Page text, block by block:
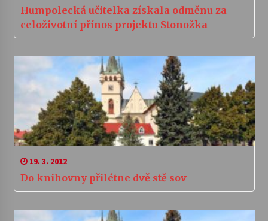
Humpolecká učitelka získala odměnu za
celoživotní přínos projektu Stonožka
19. 3. 2012
Do knihovny přilétne dvě stě sov